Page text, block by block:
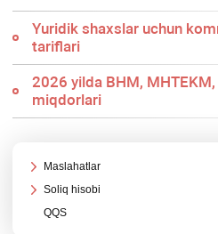
Yuridik shaхslar uchun
tariflari
2026 yilda BHM,
miqdorlari
Maslahatlar
Soliq hisobi
QQS